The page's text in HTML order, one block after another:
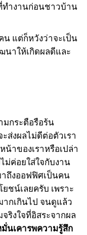
ทำงานก่อนชาวบ้าน
น แต่ก็หวังว่าจะเป็น
นาให้เกิดผลดีและ
กระตือรือร้น
ส่งผลไม่ดีต่อตัวเรา
าของเราหรือเปล่า
ม่ค่อยใส่ใจกับงาน
ถึงออฟฟิศเป็นคน
ชน์เลยครับ เพราะ
ากเกินไป จนดูแล้ว
จริงใจที่อิสระจากผล
นเคารพความรู้สึก